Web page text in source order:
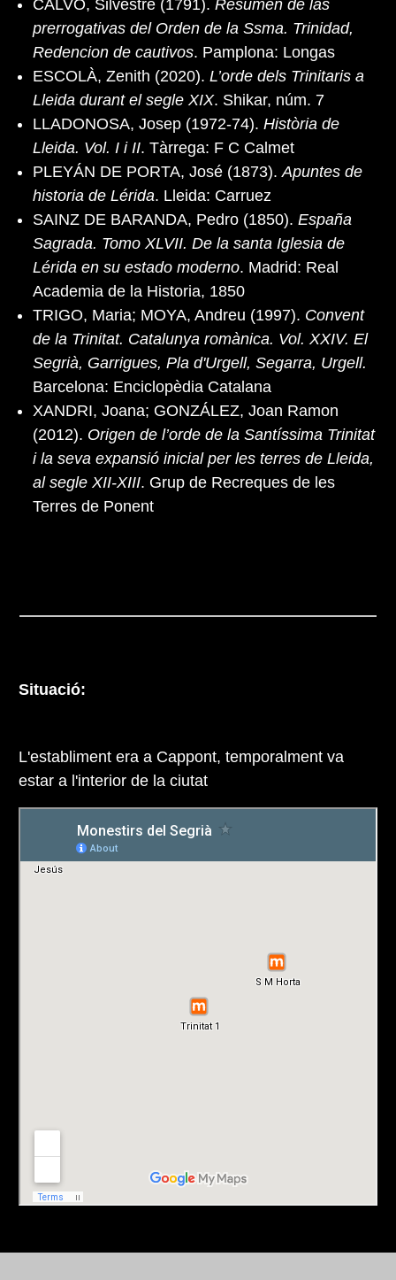
CALVO, Silvestre (1791). Resumen de las
prerrogativas del Orden de la Ssma. Trinidad,
Redencion de cautivos. Pamplona: Longas
ESCOLÀ, Zenith (2020). L’orde dels Trinitaris a
Lleida durant el segle XIX. Shikar, núm. 7
LLADONOSA, Josep (1972-74). Història de
Lleida. Vol. I i II. Tàrrega: F C Calmet
PLEYÁN DE PORTA, José (1873). Apuntes de
historia de Lérida. Lleida: Carruez
SAINZ DE BARANDA, Pedro (1850). España
Sagrada. Tomo XLVII. De la santa Iglesia de
Lérida en su estado moderno. Madrid: Real
Academia de la Historia, 1850
TRIGO, Maria; MOYA, Andreu (1997). Convent
de la Trinitat. Catalunya romànica. Vol. XXIV. El
Segrià, Garrigues, Pla d'Urgell, Segarra, Urgell.
Barcelona: Enciclopèdia Catalana
XANDRI, Joana; GONZÁLEZ, Joan Ramon
(2012). Origen de l’orde de la Santíssima Trinitat
i la seva expansió inicial per les terres de Lleida,
al segle XII-XIII. Grup de Recreques de les
Terres de Ponent
Situació:
L'establiment era a Cappont, temporalment va
estar a l'interior de la ciutat